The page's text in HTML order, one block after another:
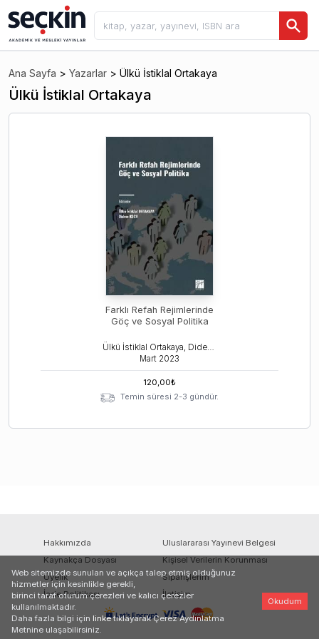
Ana Sayfa > Yazarlar > Ülkü İstiklal Ortakaya
Ülkü İstiklal Ortakaya
Farklı Refah Rejimlerinde
Göç ve Sosyal Politika
Ülkü İstiklal Ortakaya, Didem Koca
Mart 2023
120,00₺
Temin süresi 2-3 gündür.
Hakkımızda
Uluslararası Yayınevi Belgesi
Kaynakça Dosyası
Kişisel Verilerin Korunması
Üyelik
Siparişlerim
İade Politikası
İletişim
Web sitemizde sunulan ve açıkça talep etmiş olduğunuz
hizmetler için kesinlikle gerekli,
birinci taraf oturum çerezleri ve kalıcı çerezler
kullanılmaktadır.
Daha fazla bilgi için linke tıklayarak Çerez Aydınlatma
Metnine ulaşabilirsiniz.
Okudum